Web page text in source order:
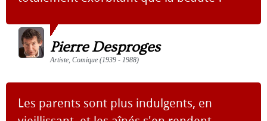
Pierre Desproges
Artiste, Comique (1939 - 1988)
Les parents sont plus indulgents, en